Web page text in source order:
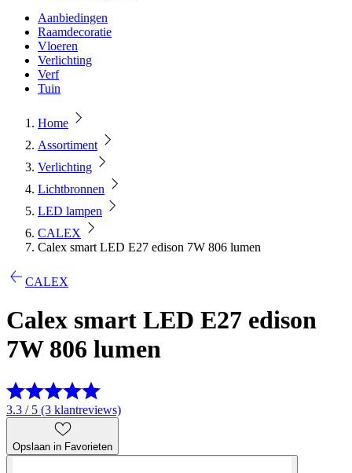
Aanbiedingen
Raamdecoratie
Vloeren
Verlichting
Verf
Tuin
Home
Assortiment
Verlichting
Lichtbronnen
LED lampen
CALEX
Calex smart LED E27 edison 7W 806 lumen
CALEX
Calex smart LED E27 edison
7W 806 lumen
3.3 / 5 (3 klantreviews)
Opslaan in Favorieten